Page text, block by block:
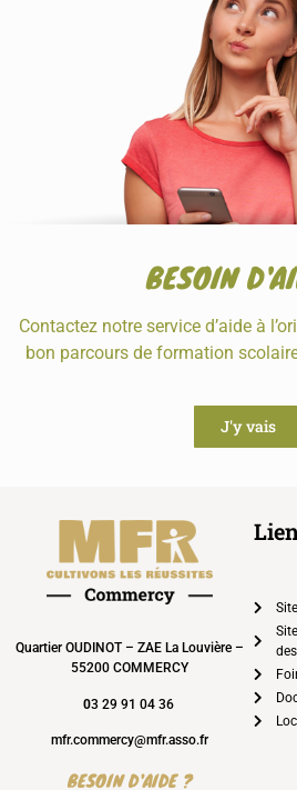
BESOIN
Contactez notre service d’aide à
bon parcours de formation
J'y vais
Quartier OUDINOT – ZAE La Louvière –
55200 COMMERCY
03 29 91 04 36
mfr.commercy@mfr.asso.fr
BESOIN D'AIDE ?